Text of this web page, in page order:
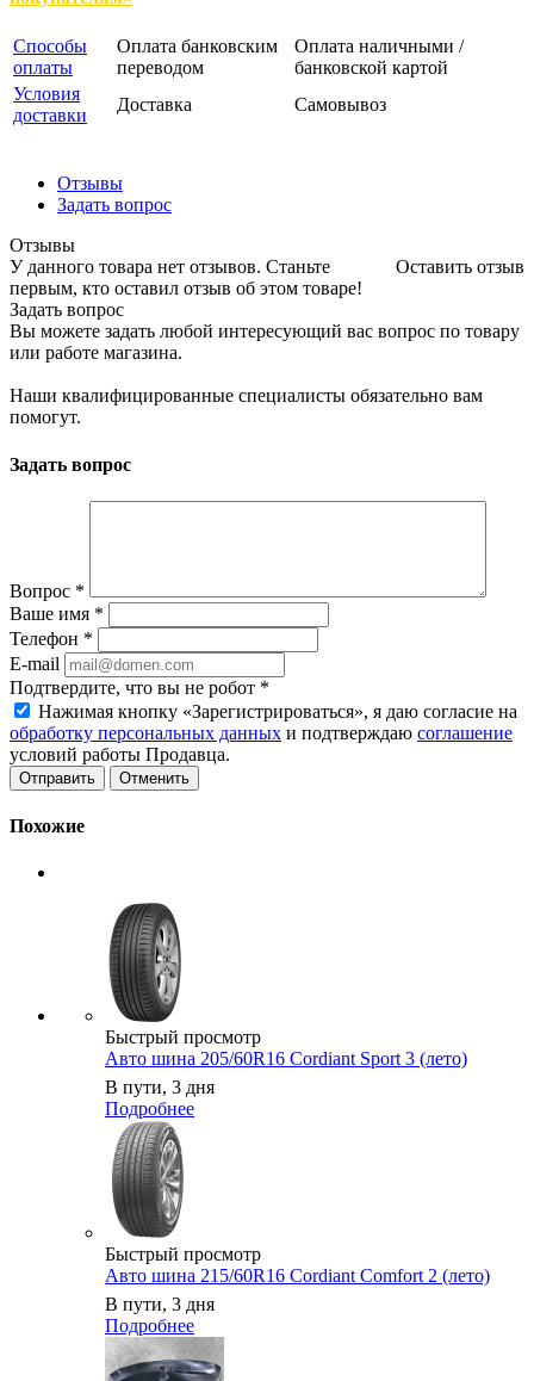
Способы
оплаты
Оплата банковским
переводом
Оплата наличными /
банковской картой
Условия
доставки
Доставка Самовывоз
Отзывы
Задать вопрос
Отзывы
Оставить отзыв
У данного товара нет отзывов. Станьте
первым, кто оставил отзыв об этом товаре!
Задать вопрос
Вы можете задать любой интересующий вас вопрос по товару
или работе магазина.
Наши квалифицированные специалисты обязательно вам
помогут.
Задать вопрос
Вопрос *
Ваше имя *
Телефон *
E-mail
Подтвердите, что вы не робот *
Нажимая кнопку «Зарегистрироваться», я даю согласие на
обработку персональных данных и подтверждаю соглашение
условий работы Продавца.
Отменить
Похожие
Быстрый просмотр
Авто шина 205/60R16 Cordiant Sport 3 (лето)
В пути, 3 дня
Подробнее
Быстрый просмотр
Авто шина 215/60R16 Cordiant Comfort 2 (лето)
В пути, 3 дня
Подробнее